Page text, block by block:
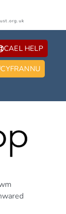
CAEL HELP
CYFRANNU